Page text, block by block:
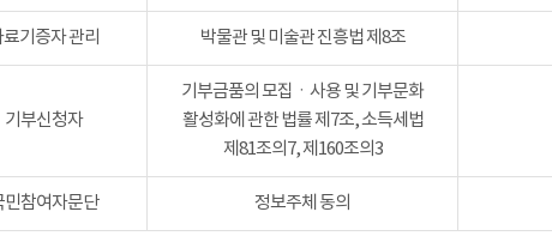
기증자 관리 박물관 및 미술관 진흥법 제8조
기부신청자
기부금품의 모집ㆍ사용 및 기부문화
활성화에 관한 법률 제7조, 소득세법
제81조의7, 제160조의3
민참여자문단 정보주체 동의